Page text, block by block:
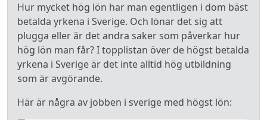
Hur mycket hög lön har man egentligen i dom bäst
betalda yrkena i Sverige. Och lönar det sig att
plugga eller är det andra saker som påverkar hur
hög lön man får? I topplistan över de högst betalda
yrkena i Sverige är det inte alltid hög utbildning
som är avgörande.
Här är några av jobben i sverige med högst lön: